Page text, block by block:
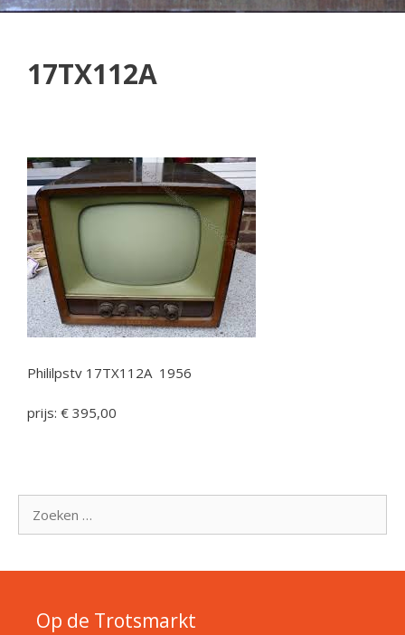
17TX112A
Phililpstv 17TX112A 1956
prijs: € 395,00
naar:
Op de Trotsmarkt